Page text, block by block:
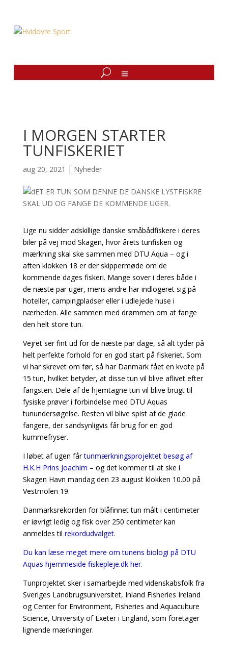
I MORGEN STARTER
TUNFISKERIET
aug 20, 2021 | Nyheder
Lige nu sidder adskillige danske småbådfiskere i deres
biler på vej mod Skagen, hvor årets tunfiskeri og
mærkning skal ske sammen med DTU Aqua – og i
aften klokken 18 er der skippermøde om de
kommende dages fiskeri. Mange sover i deres både i
de næste par uger, mens andre har indlogeret sig på
hoteller, campingpladser eller i udlejede huse i
nærheden. Alle sammen med drømmen om at fange
den helt store tun.
Vejret ser fint ud for de næste par dage, så alt tyder på
helt perfekte forhold for en god start på fiskeriet. Som
vi har skrevet om før, så har Danmark fået en kvote på
15 tun, hvilket betyder, at disse tun vil blive aflivet efter
fangsten. Dele af de hjemtagne tun vil blive brugt til
fysiske prøver i forbindelse med DTU Aquas
tunundersøgelse. Resten vil blive spist af de glade
fangere, der sandsynligvis får brug for en god
kummefryser.
I løbet af ugen fårtunmærkningsprojektet besøg af
H.K.H Prins Joachim – og det kommer til at ske i
Skagen Havn mandag den 23 august klokken 10.00 på
Vestmolen 19.
Danmarksrekorden for blåfinnet tun målt i centimeter
er iøvrigt ledig og fisk over 250 centimeter kan
anmeldes til rekordudvalget.
Du kan læse meget mere om tunens biologi på DTU
Aquas hjemmeside fiskepleje.dk her.
Tunprojektet sker i samarbejde med videnskabsfolk fra
Sveriges Landbrugsuniversitet, Inland Fisheries Ireland
og Center for Environment, Fisheries and Aquaculture
Science, University of Exeter i England, som foretager
lignende mærkninger.